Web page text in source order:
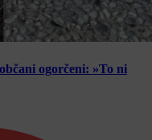
ogorčeni: »To ni